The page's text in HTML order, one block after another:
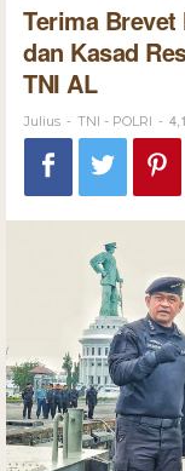
Terima Brevet
dan Kasad
TNI AL
Julius - TNI - POLRI -